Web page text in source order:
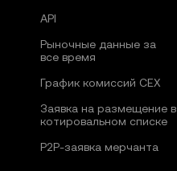
API
Рыночные данные за
все время
График комиссий CEX
Заявка на размещение в
котировальном списке
P2P‑заявка мерчанта